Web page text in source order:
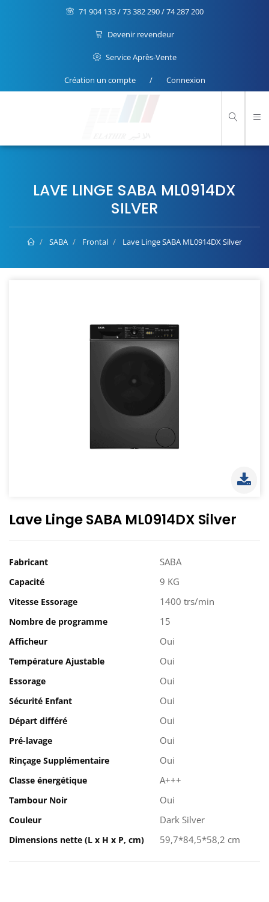
71 904 133 / 73 382 290 / 74 287 200
Devenir revendeur
Service Après-Vente
Création un compte / Connexion
LAVE LINGE SABA ML0914DX
SILVER
SABA Frontal Lave Linge SABA ML0914DX Silver
Lave Linge SABA ML0914DX Silver
Fabricant SABA
Capacité 9 KG
Vitesse Essorage 1400 trs/min
Nombre de programme 15
Afficheur Oui
Température Ajustable Oui
Essorage Oui
Sécurité Enfant Oui
Départ différé Oui
Pré-lavage Oui
Rinçage Supplémentaire Oui
Classe énergétique A+++
Tambour Noir Oui
Couleur Dark Silver
Dimensions nette (L x H x P, cm) 59,7*84,5*58,2 cm